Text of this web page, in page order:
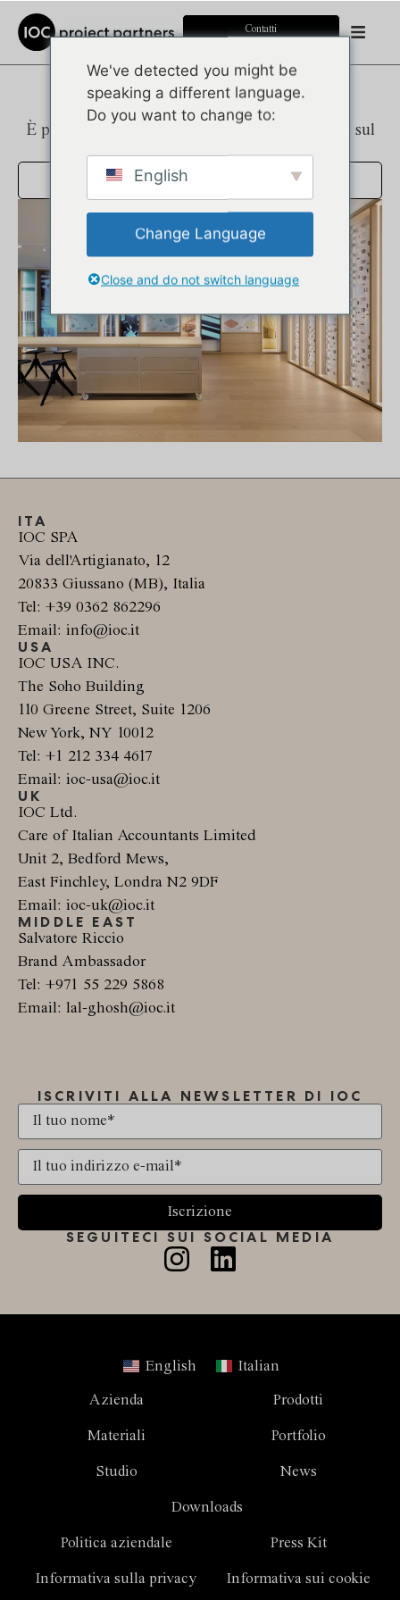
Contatti
PRESS
È possibile scaricare il Press Kit facendo click sul
pulsante sottostante.
Scarica il Press Kit
ITA
IOC SPA
Via dell'Artigianato, 12
20833 Giussano (MB), Italia
Tel: +39 0362 862296
Email: info@ioc.it
USA
IOC USA INC.
The Soho Building
110 Greene Street, Suite 1206
New York, NY 10012
Tel: +1 212 334 4617
Email: ioc-usa@ioc.it
UK
IOC Ltd.
Care of Italian Accountants Limited
Unit 2, Bedford Mews,
East Finchley, Londra N2 9DF
Email: ioc-uk@ioc.it
MIDDLE EAST
Salvatore Riccio
Brand Ambassador
Tel: +971 55 229 5868
Email: lal-ghosh@ioc.it
ISCRIVITI ALLA NEWSLETTER DI IOC
Iscrizione
SEGUITECI SUI SOCIAL MEDIA
Politica aziendale Press Kit
Informativa sulla privacy Informativa sui cookie
English Italian
Azienda Prodotti
Materiali Portfolio
Studio News
Downloads
We've detected you might be
speaking a different language.
Do you want to change to:
English
Change Language
Close and do not switch language